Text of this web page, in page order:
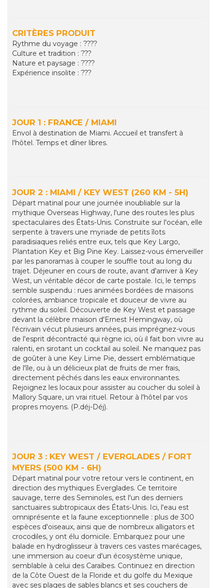
CRITÈRES PRODUIT
Rythme du voyage : ????
Culture et tradition : ???
Nature et paysage : ????
Expérience insolite : ???
JOUR 1 : FRANCE / MIAMI
Envol à destination de Miami. Accueil et transfert à
l'hôtel. Temps et dîner libres.
JOUR 2 : MIAMI / KEY WEST (260 KM - 5H)
Départ matinal pour une journée inoubliable sur la
mythique Overseas Highway, l'une des routes les plus
spectaculaires des États-Unis. Construite sur l'océan, elle
serpente à travers une myriade de petits îlots
paradisiaques reliés entre eux, tels que Key Largo,
Plantation Key et Big Pine Key. Laissez-vous émerveiller
par les panoramas à couper le souffle tout au long du
trajet. Déjeuner en cours de route, avant d'arriver à Key
West, un véritable décor de carte postale. Ici, le temps
semble suspendu : rues animées bordées de maisons
colorées, ambiance tropicale et douceur de vivre au
rythme du soleil. Découverte de Key West et passage
devant la célèbre maison d'Ernest Hemingway, où
l'écrivain vécut plusieurs années, puis imprégnez-vous
de l'esprit décontracté qui règne ici, où il fait bon vivre au
ralenti, en sirotant un cocktail au soleil. Ne manquez pas
de goûter à une Key Lime Pie, dessert emblématique
de l'île, ou à un délicieux plat de fruits de mer frais,
directement pêchés dans les eaux environnantes.
Rejoignez les locaux pour assister au coucher du soleil à
Mallory Square, un vrai rituel. Retour à l'hôtel par vos
propres moyens. (P.déj-Déj).
JOUR 3 : KEY WEST / EVERGLADES / FORT
MYERS (500 KM - 6H)
Départ matinal pour votre retour vers le continent, en
direction des mythiques Everglades. Ce territoire
sauvage, terre des Seminoles, est l'un des derniers
sanctuaires subtropicaux des États-Unis. Ici, l'eau est
omniprésente et la faune exceptionnelle : plus de 300
espèces d'oiseaux, ainsi que de nombreux alligators et
crocodiles, y ont élu domicile. Embarquez pour une
balade en hydroglisseur à travers ces vastes marécages,
une immersion au coeur d'un écosystème unique,
semblable à celui des Caraïbes. Continuez en direction
de la Côte Ouest de la Floride et du golfe du Mexique
avec ses plages de sables blancs et ses couchers de